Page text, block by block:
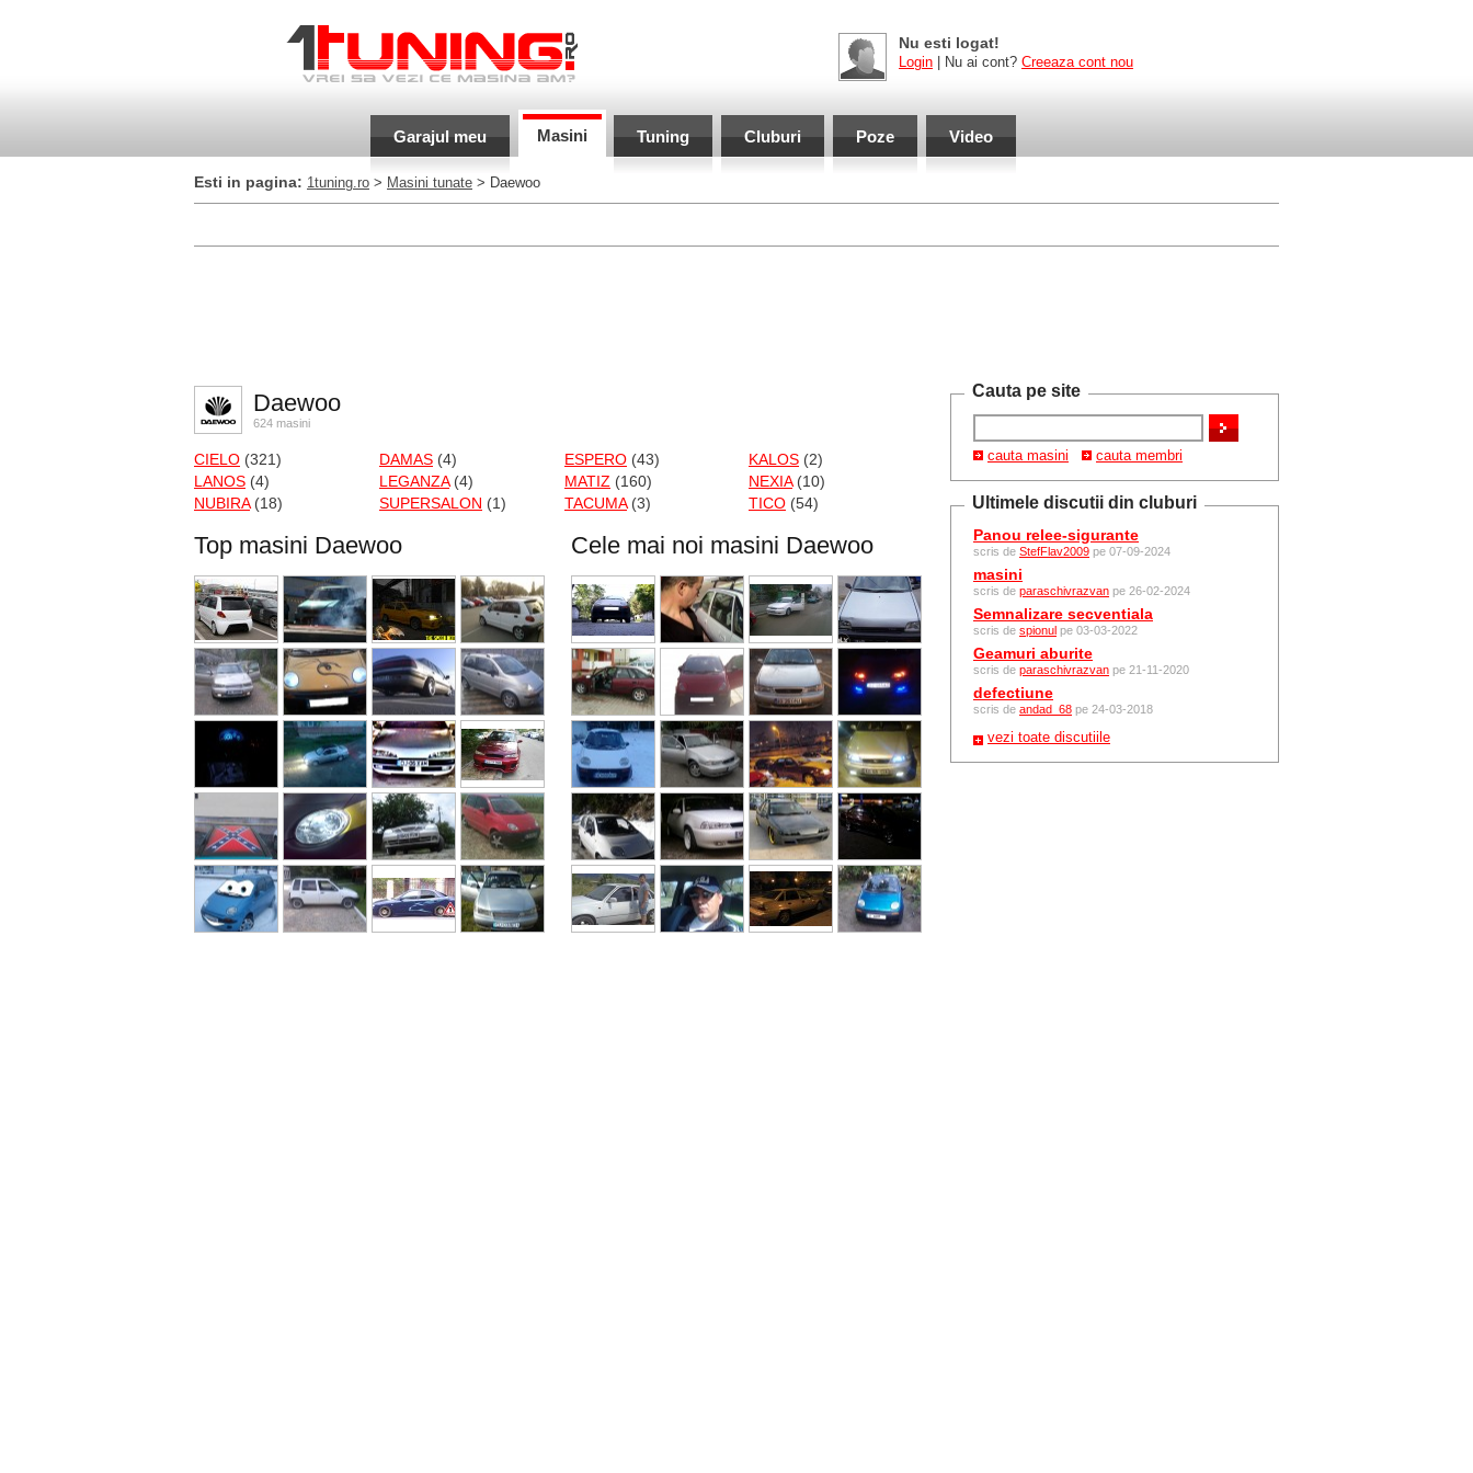
Nu esti logat!
Login | Nu ai cont? Creeaza cont nou
Garajul meu Masini Tuning Cluburi Poze Video
Esti in pagina: 1tuning.ro > Masini tunate > Daewoo
Cauta pe site
cauta masini cauta membri
Ultimele discutii din cluburi
Panou relee-sigurante
scris de StefFlav2009 pe 07-09-2024
masini
scris de paraschivrazvan pe 26-02-2024
Semnalizare secventiala
scris de spionul pe 03-03-2022
Geamuri aburite
scris de paraschivrazvan pe 21-11-2020
defectiune
scris de andad_68 pe 24-03-2018
vezi toate discutiile
Daewoo
624 masini
CIELO (321) DAMAS (4) ESPERO (43) KALOS (2)
LANOS (4) LEGANZA(4) MATIZ (160) NEXIA(10)
NUBIRA(18) SUPERSALON (1) TACUMA(3) TICO (54)
Top masini Daewoo Cele mai noi masini Daewoo